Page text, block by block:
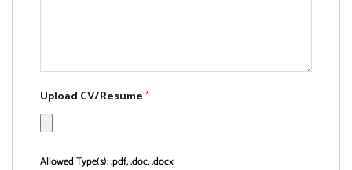
Upload CV/Resume*
Allowed Type(s): .pdf, .doc, .docx